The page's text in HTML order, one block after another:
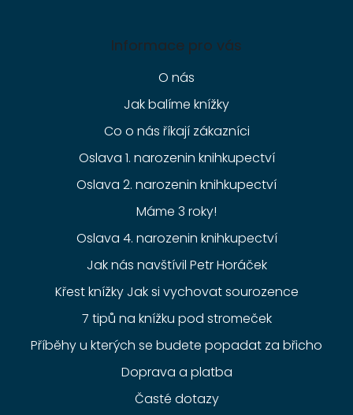
Informace pro vás
O nás
Jak balíme knížky
Co o nás říkají zákazníci
Oslava 1. narozenin knihkupectví
Oslava 2. narozenin knihkupectví
Máme 3 roky!
Oslava 4. narozenin knihkupectví
Jak nás navštívil Petr Horáček
Křest knížky Jak si vychovat sourozence
7 tipů na knížku pod stromeček
Příběhy u kterých se budete popadat za břicho
Doprava a platba
Časté dotazy